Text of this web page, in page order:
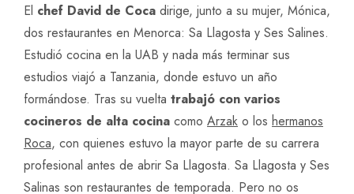
El chef David de Coca dirige, junto a su mujer, Mónica,
dos restaurantes en Menorca: Sa Llagosta y Ses Salines.
Estudió cocina en la UAB y nada más terminar sus
estudios viajó a Tanzania, donde estuvo un año
formándose. Tras su vuelta trabajó con varios
cocineros de alta cocina como Arzak o los hermanos
Roca, con quienes estuvo la mayor parte de su carrera
profesional antes de abrir Sa Llagosta. Sa Llagosta y Ses
Salinas son restaurantes de temporada. Pero no os